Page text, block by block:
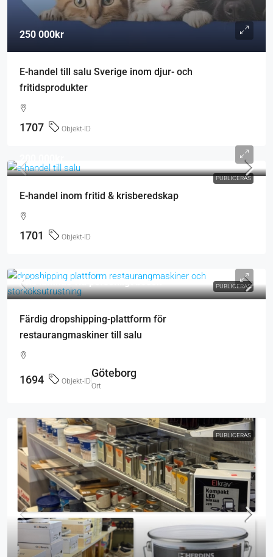
250 000kr
E-handel till salu Sverige inom djur- och
fritidsprodukter
1707 Objekt-ID
PUBLICERAS
E-handel inom fritid & krisberedskap
1701 Objekt-ID
PUBLICERAS
Pris lämnas vid personligt besök
Färdig dropshipping-plattform för
restaurangmaskiner till salu
1694 Objekt-ID
Göteborg
Ort
PUBLICERAS